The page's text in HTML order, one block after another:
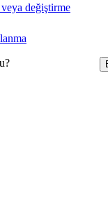
veya değiştirme